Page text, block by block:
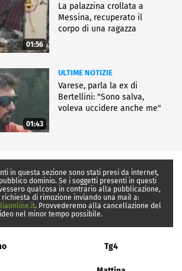
01:56
La palazzina crollata a
Messina, recuperato il
corpo di una ragazza
01:43
ULTIME NOTIZIE
Varese, parla la ex di
Bertellini: "Sono salva,
voleva uccidere anche me"
in questa sezione sono stati presi da internet,
dominio. Se i soggetti presenti in questi
qualcosa in contrario alla pubblicazione,
di rimozione inviando una mail a:
. Provvederemo alla cancellazione del
nel minor tempo possibile.
Tg4